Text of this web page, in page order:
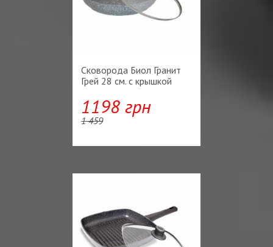
Сковорода Биол Гранит
Грей 28 см. с крышкой
1198 грн
1 459